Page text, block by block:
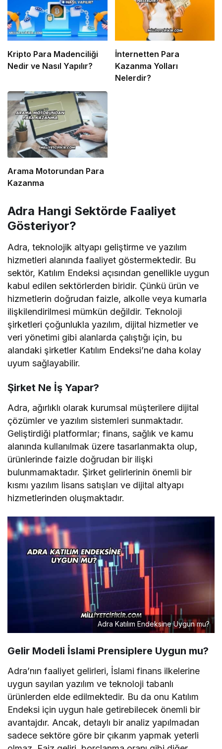
Kripto Para Madenciliği
Nedir ve Nasıl Yapılır?
İnternetten Para
Kazanma Yolları
Nelerdir?
Arama Motorundan Para
Kazanma
Adra Hangi Sektörde Faaliyet
Gösteriyor?
Adra, teknolojik altyapı geliştirme ve yazılım
hizmetleri alanında faaliyet göstermektedir. Bu
sektör, Katılım Endeksi açısından genellikle uygun
kabul edilen sektörlerden biridir. Çünkü ürün ve
hizmetlerin doğrudan faizle, alkolle veya kumarla
ilişkilendirilmesi mümkün değildir. Teknoloji
şirketleri çoğunlukla yazılım, dijital hizmetler ve
veri yönetimi gibi alanlarda çalıştığı için, bu
alandaki şirketler Katılım Endeksi’ne daha kolay
uyum sağlayabilir.
Şirket Ne İş Yapar?
Adra, ağırlıklı olarak kurumsal müşterilere dijital
çözümler ve yazılım sistemleri sunmaktadır.
Geliştirdiği platformlar; finans, sağlık ve kamu
alanında kullanılmak üzere tasarlanmakta olup,
ürünlerinde faizle doğrudan bir ilişki
bulunmamaktadır. Şirket gelirlerinin önemli bir
kısmı yazılım lisans satışları ve dijital altyapı
hizmetlerinden oluşmaktadır.
Adra Katılım Endeksine Uygun mu?
Gelir Modeli İslami Prensiplere Uygun mu?
Adra’nın faaliyet gelirleri, İslami finans ilkelerine
uygun sayılan yazılım ve teknoloji tabanlı
ürünlerden elde edilmektedir. Bu da onu Katılım
Endeksi için uygun hale getirebilecek önemli bir
avantajdır. Ancak, detaylı bir analiz yapılmadan
sadece sektöre göre bir çıkarım yapmak yeterli